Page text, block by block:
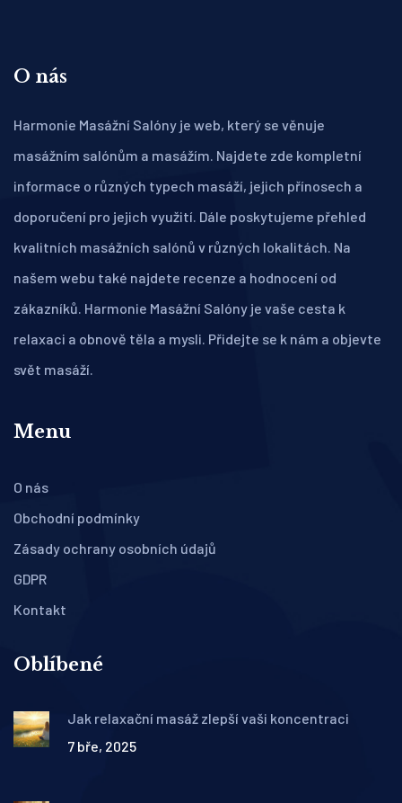
O nás
Harmonie Masážní Salóny je web, který se věnuje
masážním salónům a masážím. Najdete zde kompletní
informace o různých typech masáží, jejich přínosech a
doporučení pro jejich využití. Dále poskytujeme přehled
kvalitních masážních salónů v různých lokalitách. Na
našem webu také najdete recenze a hodnocení od
zákazníků. Harmonie Masážní Salóny je vaše cesta k
relaxaci a obnově těla a mysli. Přidejte se k nám a objevte
svět masáží.
Menu
O nás
Obchodní podmínky
Zásady ochrany osobních údajů
GDPR
Kontakt
Oblíbené
Jak relaxační masáž zlepší vaši koncentraci
7 bře, 2025